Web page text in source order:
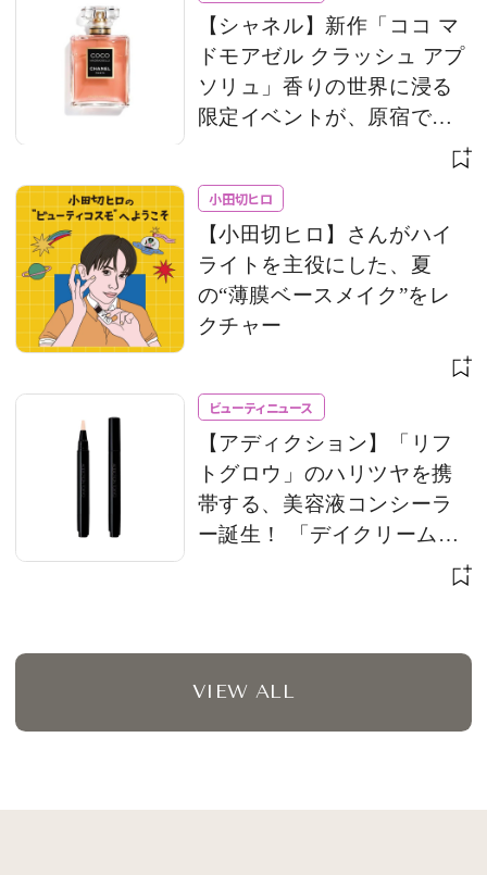
【シャネル】新作「ココ マ
ドモアゼル クラッシュ アプ
ソリュ」香りの世界に浸る
限定イベントが、原宿で開
小田切ヒロ
【小田切ヒロ】さんがハイ
ライトを主役にした、夏
の“薄膜ベースメイク”をレ
クチャー
ビューティニュース
【アディクション】「リフ
トグロウ」のハリツヤを携
帯する、美容液コンシーラ
ー誕生！ 「デイクリーム」
のモバイルサイズもライン
VIEW ALL